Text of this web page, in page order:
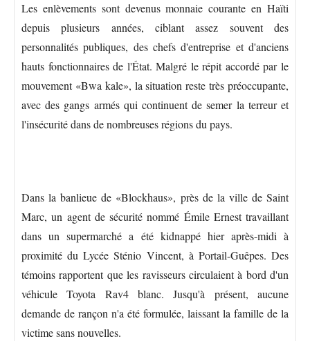
Les enlèvements sont devenus monnaie courante en Haïti
depuis plusieurs années, ciblant assez souvent des
personnalités publiques, des chefs d'entreprise et d'anciens
hauts fonctionnaires de l'État. Malgré le répit accordé par le
mouvement «Bwa kale», la situation reste très préoccupante,
avec des gangs armés qui continuent de semer la terreur et
l'insécurité dans de nombreuses régions du pays.
Dans la banlieue de «Blockhaus», près de la ville de Saint
Marc, un agent de sécurité nommé Émile Ernest travaillant
dans un supermarché a été kidnappé hier après-midi à
proximité du Lycée Sténio Vincent, à Portail-Guêpes. Des
témoins rapportent que les ravisseurs circulaient à bord d'un
véhicule Toyota Rav4 blanc. Jusqu'à présent, aucune
demande de rançon n'a été formulée, laissant la famille de la
victime sans nouvelles.